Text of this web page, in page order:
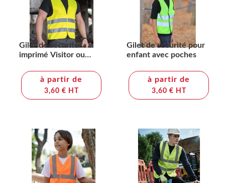
Gilet de sécurité
imprimé Visitor ou
à partir de
3,60 € HT
Gilet de sécurité pour
enfant avec poches
à partir de
3,60 € HT